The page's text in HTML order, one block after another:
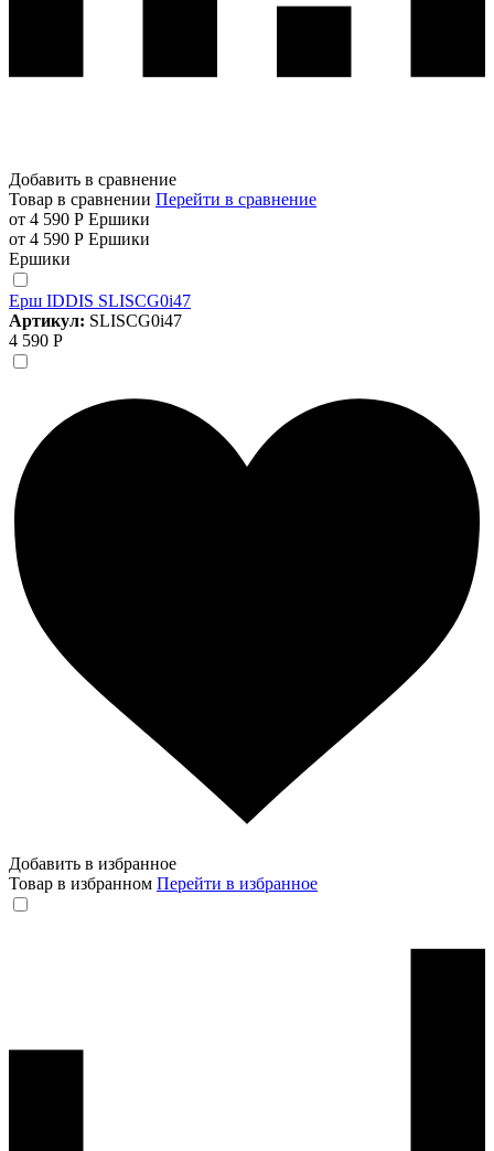
Добавить в сравнение
Товар в сравнении Перейти в сравнение
от 4 590 Р Ершики
от 4 590 Р Ершики
Ершики
Ерш IDDIS SLISCG0i47
Артикул: SLISCG0i47
4 590 Р
Добавить в избранное
Товар в избранном Перейти в избранное